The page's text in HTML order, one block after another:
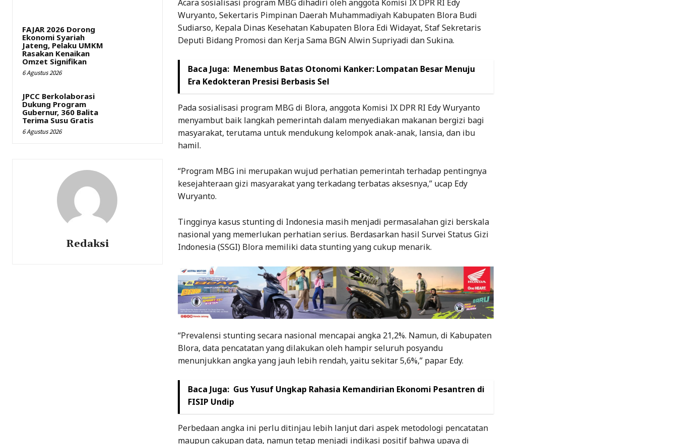
FAJAR 2026 Dorong
Ekonomi Syariah
Jateng, Pelaku UMKM
Rasakan Kenaikan
Omzet Signifikan
6 Agustus 2026
JPCC Berkolaborasi
Dukung Program
Gubernur, 360 Balita
Terima Susu Gratis
6 Agustus 2026
Redaksi
Acara sosialisasi program MBG dihadiri oleh anggota Komisi IX DPR RI Edy
Wuryanto, Sekertaris Pimpinan Daerah Muhammadiyah Kabupaten Blora Budi
Sudiarso, Kepala Dinas Kesehatan Kabupaten Blora Edi Widayat, Staf Sekretaris
Deputi Bidang Promosi dan Kerja Sama BGN Alwin Supriyadi dan Sukina.
Baca Juga: Menembus Batas Otonomi Kanker: Lompatan Besar Menuju
Era Kedokteran Presisi Berbasis Sel
Pada sosialisasi program MBG di Blora, anggota Komisi IX DPR RI Edy Wuryanto
menyambut baik langkah pemerintah dalam menyediakan makanan bergizi bagi
masyarakat, terutama untuk mendukung kelompok anak-anak, lansia, dan ibu
hamil.
“Program MBG ini merupakan wujud perhatian pemerintah terhadap pentingnya
kesejahteraan gizi masyarakat yang terkadang terbatas aksesnya,” ucap Edy
Wuryanto.
Tingginya kasus stunting di Indonesia masih menjadi permasalahan gizi berskala
nasional yang memerlukan perhatian serius. Berdasarkan hasil Survei Status Gizi
Indonesia (SSGI) Blora memiliki data stunting yang cukup menarik.
“Prevalensi stunting secara nasional mencapai angka 21,2%. Namun, di Kabupaten
Blora, data pencatatan yang dilakukan oleh hampir seluruh posyandu
menunjukkan angka yang jauh lebih rendah, yaitu sekitar 5,6%,” papar Edy.
Baca Juga: Gus Yusuf Ungkap Rahasia Kemandirian Ekonomi Pesantren di
FISIP Undip
Perbedaan angka ini perlu ditinjau lebih lanjut dari aspek metodologi pencatatan
maupun cakupan data, namun tetap menjadi indikasi positif bahwa upaya di